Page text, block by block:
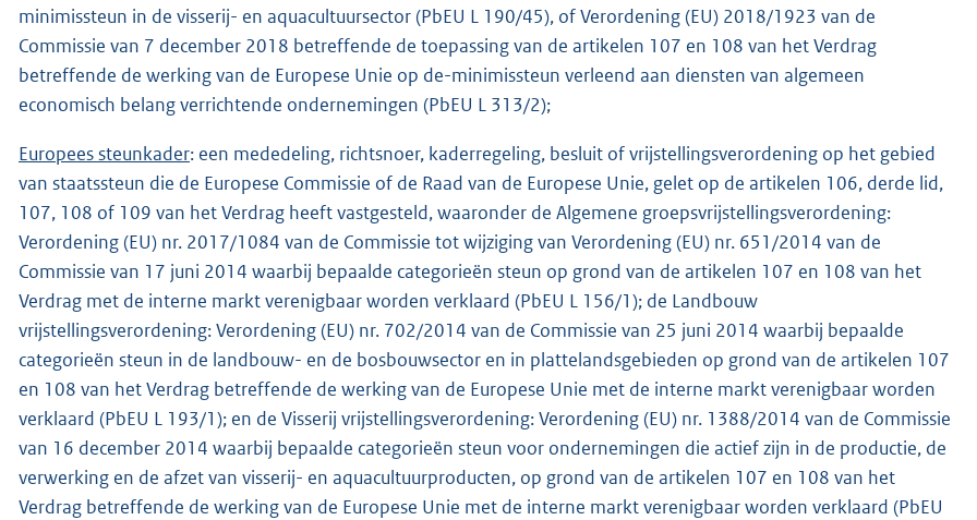
minimissteun in de visserij- en aquacultuursector (PbEU L 190/45), of Verordening (EU) 2018/1923 van de
Commissie van 7 december 2018 betreffende de toepassing van de artikelen 107 en 108 van het Verdrag
betreffende de werking van de Europese Unie op de-minimissteun verleend aan diensten van algemeen
economisch belang verrichtende ondernemingen (PbEU L 313/2);
Europees steunkader: een mededeling, richtsnoer, kaderregeling, besluit of vrijstellingsverordening op het gebied
van staatssteun die de Europese Commissie of de Raad van de Europese Unie, gelet op de artikelen 106, derde lid,
107, 108 of 109 van het Verdrag heeft vastgesteld, waaronder de Algemene groepsvrijstellingsverordening:
Verordening (EU) nr. 2017/1084 van de Commissie tot wijziging van Verordening (EU) nr. 651/2014 van de
Commissie van 17 juni 2014 waarbij bepaalde categorieën steun op grond van de artikelen 107 en 108 van het
Verdrag met de interne markt verenigbaar worden verklaard (PbEU L 156/1); de Landbouw
vrijstellingsverordening: Verordening (EU) nr. 702/2014 van de Commissie van 25 juni 2014 waarbij bepaalde
categorieën steun in de landbouw- en de bosbouwsector en in plattelandsgebieden op grond van de artikelen 107
en 108 van het Verdrag betreffende de werking van de Europese Unie met de interne markt verenigbaar worden
verklaard (PbEU L 193/1); en de Visserij vrijstellingsverordening: Verordening (EU) nr. 1388/2014 van de Commissie
van 16 december 2014 waarbij bepaalde categorieën steun voor ondernemingen die actief zijn in de productie, de
verwerking en de afzet van visserij- en aquacultuurproducten, op grond van de artikelen 107 en 108 van het
Verdrag betreffende de werking van de Europese Unie met de interne markt verenigbaar worden verklaard (PbEU